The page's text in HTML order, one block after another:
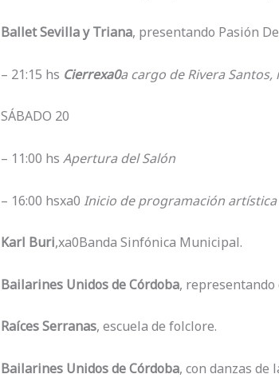
Ballet Sevilla y Triana, presentando Pasión
– 21:15 hs Cierrexa0a cargo de Rivera
SÁBADO 20
– 11:00 hs Apertura del Salón
– 16:00 hsxa0 Inicio de programación artística
Karl Buri,xa0Banda Sinfónica Municipal.
Bailarines Unidos de Córdoba, representando
Raíces Serranas, escuela de folclore.
Bailarines Unidos de Córdoba, con danzas de